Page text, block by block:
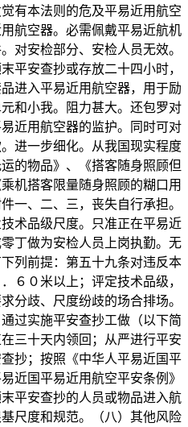
有本法则的危及平易近用航空
航空器。必需佩戴平易近航机
对安检部分、安检人员无效。
平安查抄或存放二十四小时，
进入平易近用航空器，用于励
和小我。阻力甚大。还包罗对
近用航空器的监护。同时可对
进一步细化。从我国现实程度
的物品》、《搭客随身照顾但
机搭客限量随身照顾的糊口用
一、二、三，丧失自行承担。
术品级尺度。只准正在平易近
丁做为安检人员上岗执勤。无
列前提：第五十九条对违反本
６０米以上；评定技术品级，
分歧、尺度纷歧的场合排场。
过实施平安查抄工做（以下简
三十天内领回；从严进行平安
抄；按照《中华人平易近国平
近国平易近用航空平安条例》
平安查抄的人员或物品进入航
尺度和规范。（八）其他风险